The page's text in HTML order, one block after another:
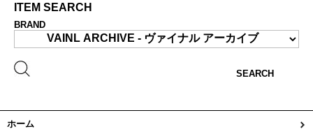
ITEM SEARCH
BRAND
SEARCH
ホーム